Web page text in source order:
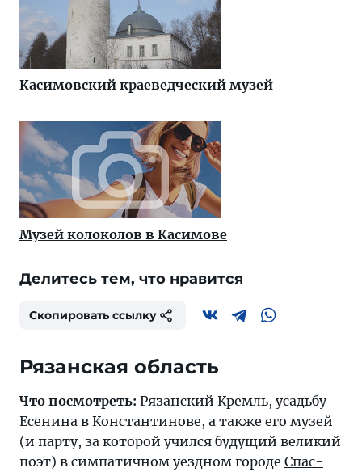
Касимовский краеведческий музей
Музей колоколов в Касимове
Делитесь тем, что нравится
Скопировать ссылку
Рязанская область
Что посмотреть: Рязанский Кремль, усадьбу
Есенина в Константинове, а также его музей
(и парту, за которой учился будущий великий
поэт) в симпатичном уездном городе Спас-